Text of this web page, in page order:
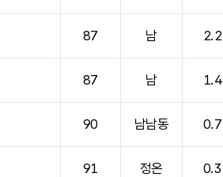
87 남 2.2
87 남 1.4
90 남남동 0.7
91 정온 0.3